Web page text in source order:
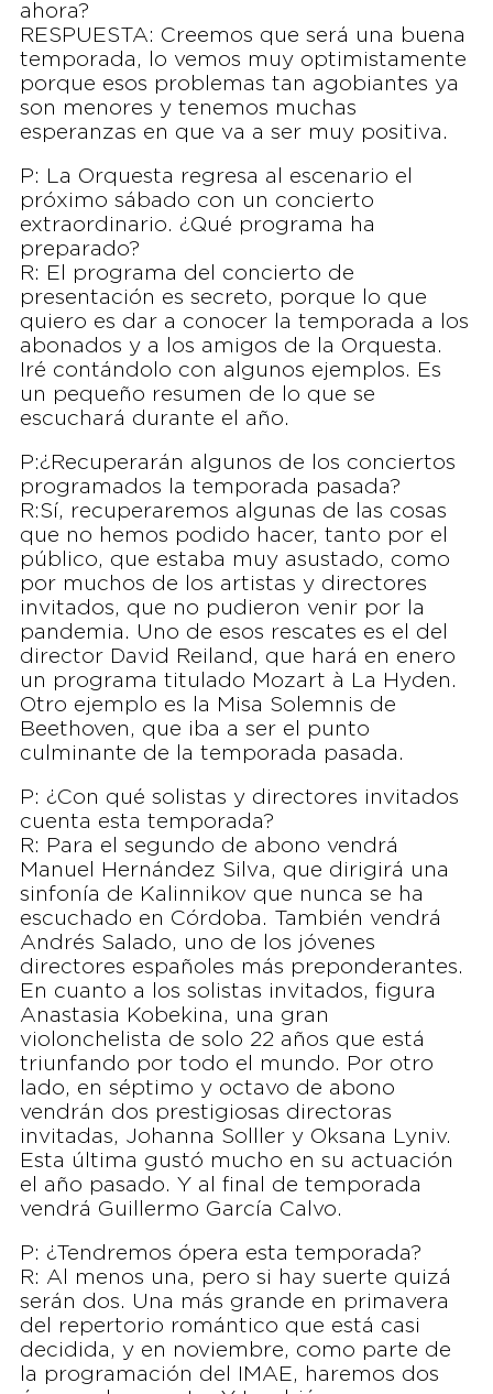
ahora?
RESPUESTA: Creemos que será una buena
temporada, lo vemos muy optimistamente
porque esos problemas tan agobiantes ya
son menores y tenemos muchas
esperanzas en que va a ser muy positiva.
P: La Orquesta regresa al escenario el
próximo sábado con un concierto
extraordinario. ¿Qué programa ha
preparado?
R: El programa del concierto de
presentación es secreto, porque lo que
quiero es dar a conocer la temporada a los
abonados y a los amigos de la Orquesta.
Iré contándolo con algunos ejemplos. Es
un pequeño resumen de lo que se
escuchará durante el año.
P:¿Recuperarán algunos de los conciertos
programados la temporada pasada?
R:Sí, recuperaremos algunas de las cosas
que no hemos podido hacer, tanto por el
público, que estaba muy asustado, como
por muchos de los artistas y directores
invitados, que no pudieron venir por la
pandemia. Uno de esos rescates es el del
director David Reiland, que hará en enero
un programa titulado Mozart à La Hyden.
Otro ejemplo es la Misa Solemnis de
Beethoven, que iba a ser el punto
culminante de la temporada pasada.
P: ¿Con qué solistas y directores invitados
cuenta esta temporada?
R: Para el segundo de abono vendrá
Manuel Hernández Silva, que dirigirá una
sinfonía de Kalinnikov que nunca se ha
escuchado en Córdoba. También vendrá
Andrés Salado, uno de los jóvenes
directores españoles más preponderantes.
En cuanto a los solistas invitados, figura
Anastasia Kobekina, una gran
violonchelista de solo 22 años que está
triunfando por todo el mundo. Por otro
lado, en séptimo y octavo de abono
vendrán dos prestigiosas directoras
invitadas, Johanna Solller y Oksana Lyniv.
Esta última gustó mucho en su actuación
el año pasado. Y al final de temporada
vendrá Guillermo García Calvo.
P: ¿Tendremos ópera esta temporada?
R: Al menos una, pero si hay suerte quizá
serán dos. Una más grande en primavera
del repertorio romántico que está casi
decidida, y en noviembre, como parte de
la programación del IMAE, haremos dos